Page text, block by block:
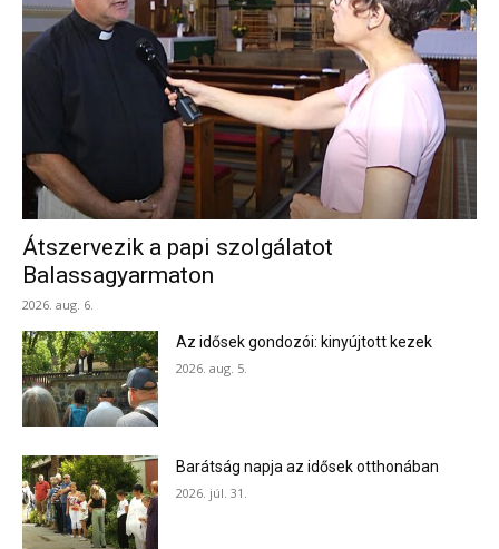
Átszervezik a papi szolgálatot
Balassagyarmaton
2026. aug. 6.
Az idősek gondozói: kinyújtott kezek
2026. aug. 5.
Barátság napja az idősek otthonában
2026. júl. 31.